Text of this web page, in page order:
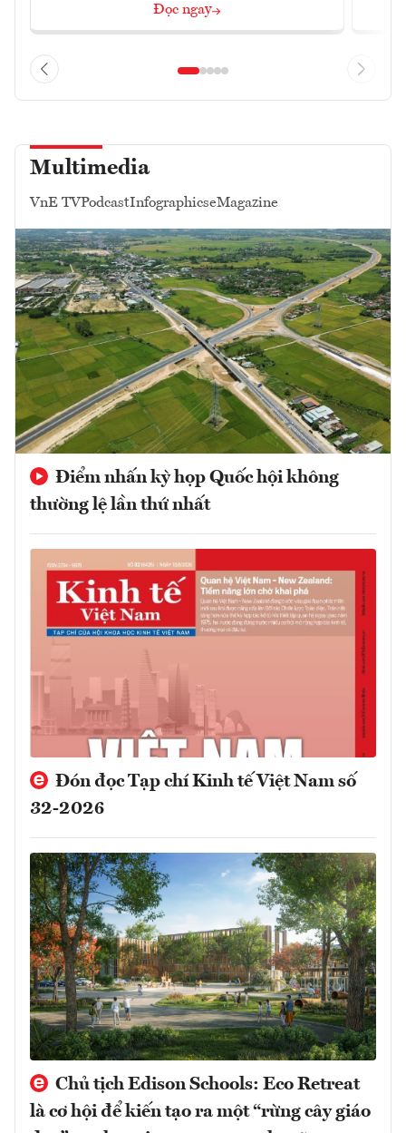
Đọc ngay
Multimedia
VnE TVPodcastInfographicseMagazine
Điểm nhấn kỳ họp Quốc hội không
thường lệ lần thứ nhất
Đón đọc Tạp chí Kinh tế Việt Nam số
32-2026
Chủ tịch Edison Schools: Eco Retreat
là cơ hội để kiến tạo ra một “rừng cây giáo